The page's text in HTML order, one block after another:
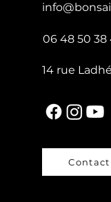
06 48 50 38
14 rue
Contact